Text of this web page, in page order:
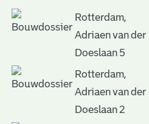
Rotterdam,
Adriaen van der
Doeslaan 5
Rotterdam,
Adriaen van der
Doeslaan 2